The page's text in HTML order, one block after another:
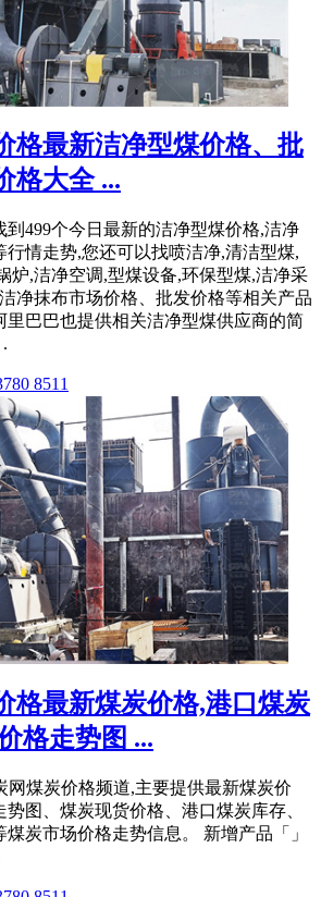
格最新洁净型煤价格、批
格大全 ...
到499个今日最新的洁净型煤价格,洁净
行情走势,您还可以找喷洁净,清洁型煤,
炉,洁净空调,型煤设备,环保型煤,洁净采
净抹布市场价格、批发价格等相关产品
里巴巴也提供相关洁净型煤供应商的简
8511
格最新煤炭价格,港口煤炭
格走势图 ...
网煤炭价格频道,主要提供最新煤炭价
图、煤炭现货价格、港口煤炭库存、
炭市场价格走势信息。 新增产品「」